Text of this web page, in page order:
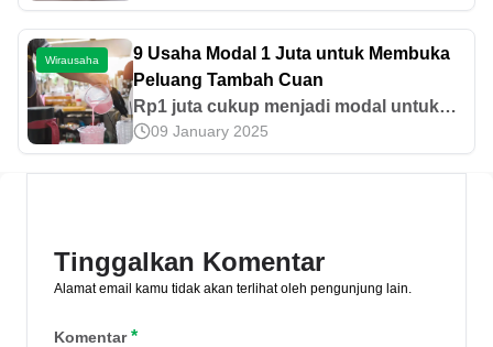
perusahaan asuransi. Bagaimana cara
kerjanya? Simak pembahasan
selengkapnya di sini.
Wirausaha
9 Usaha Modal 1 Juta untuk Membuka
Peluang Tambah Cuan
Rp1 juta cukup menjadi modal untuk
memulai usaha sendiri. Masih bingung
ingin usaha apa? Yuk, cari tahu usaha
09 January 2025
Tinggalkan Komentar
Alamat email kamu tidak akan terlihat oleh pengunjung lain.
Komentar*